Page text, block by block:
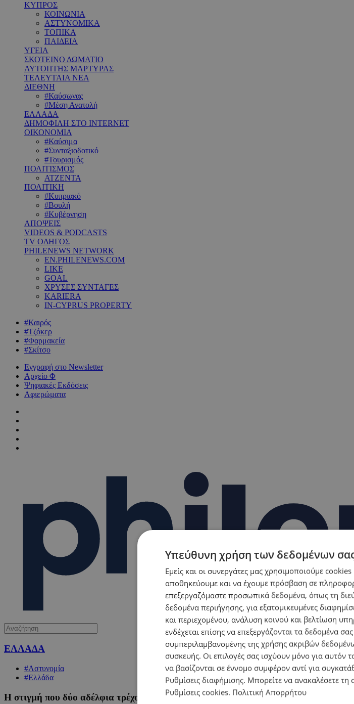
ΚΥΠΡΟΣ
ΚΟΙΝΩΝΙΑ
ΑΣΤΥΝΟΜΙΚΑ
ΤΟΠΙΚΑ
ΠΑΙΔΕΙΑ
ΥΓΕΙΑ
ΣΚΟΤΕΙΝΟ ΔΩΜΑΤΙΟ
ΑΥΤΟΠΤΗΣ ΜΑΡΤΥΡΑΣ
ΤΕΛΕΥΤΑΙΑ ΝΕΑ
ΔΙΕΘΝΗ
#Καύσωνας
#Μέση Ανατολή
ΕΛΛΑΔΑ
ΔΗΜΟΦΙΛΗ ΣΤΟ INTERNET
ΟΙΚΟΝΟΜΙΑ
#Καύσιμα
#Συνταξιοδοτικό
#Τουρισμός
ΠΟΛΙΤΙΣΜΟΣ
ΑΤΖΕΝΤΑ
ΠΟΛΙΤΙΚΗ
#Κυπριακό
#Βουλή
#Κυβέρνηση
ΑΠΟΨΕΙΣ
VIDEOS & PODCASTS
TV ΟΔΗΓΟΣ
PHILENEWS NETWORK
EN.PHILENEWS.COM
LIKE
GOAL
ΧΡΥΣΕΣ ΣΥΝΤΑΓΕΣ
KARIERA
IN-CYPRUS PROPERTY
#Καιρός
#Τζόκερ
#Φαρμακεία
#Σκίτσο
Εγγραφή στο Newsletter
Αρχείο Φ
Ψηφιακές Εκδόσεις
Αφιερώματα
ΕΛΛΑΔΑ
#Αστυνομία
#Ελλάδα
Η στιγμή που δύο αδέλφια τρέχουν να σωθούν από 77χρονο με τρίαινα –
Υπεύθυνη χρήση των δεδομένων
Εμείς και οι συνεργάτες μας χρησιμοποιούμε
αποθηκεύουμε και να έχουμε πρόσβαση σε
επεξεργαζόμαστε προσωπικά δεδομένα, όπως τη
δεδομένα περιήγησης, για εξατομικευμένες
και περιεχομένου, ανάλυση κοινού και βελτίωση
ενδέχεται επίσης να επεξεργάζονται τα δεδομένα
συμπεριλαμβανομένης της χρήσης ακριβών
συσκευής. Οι επιλογές σας ισχύουν μόνο για αυτόν
να βασίζονται σε έννομο συμφέρον αντί για
Ρυθμίσεις διαφήμισης. Μπορείτε να ανακαλέσετε τη
Ρυθμίσεις cookies. Πολιτική Απορρήτου